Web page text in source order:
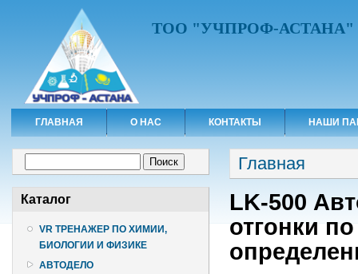
ТОО "УЧПРОФ-АСТАНА"
ГЛАВНАЯ О НАС КОНТАКТЫ НАШИ
Каталог
VR ТРЕНАЖЕР ПО ХИМИИ,
БИОЛОГИИ И ФИЗИКЕ
АВТОДЕЛО
Вы здесь
Главная
LK-500
отгонки